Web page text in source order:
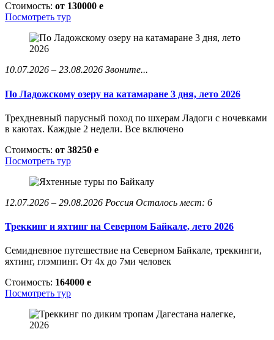
Стоимость: от 130000 e
Посмотреть тур
10.07.2026 – 23.08.2026 Звоните...
По Ладожскому озеру на катамаране 3 дня, лето 2026
Трехдневный парусный поход по шхерам Ладоги с ночевками
в каютах. Каждые 2 недели. Все включено
Стоимость: от 38250 e
Посмотреть тур
12.07.2026 – 29.08.2026 Россия Осталось мест: 6
Треккинг и яхтинг на Северном Байкале, лето 2026
Семидневное путешествие на Северном Байкале, треккинги,
яхтинг, глэмпинг. От 4х до 7ми человек
Стоимость: 164000 e
Посмотреть тур